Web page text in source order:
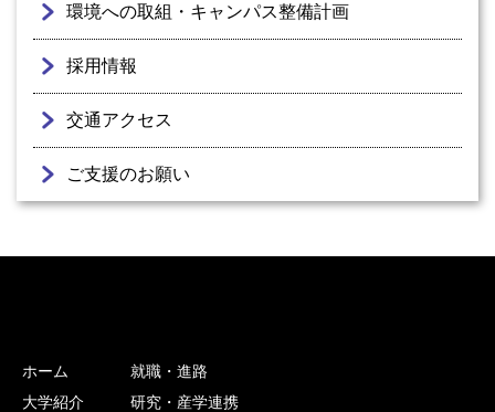
環境への取組・キャンパス整備計画
採用情報
交通アクセス
ご支援のお願い
ホーム
大学紹介
就職・進路
研究・産学連携